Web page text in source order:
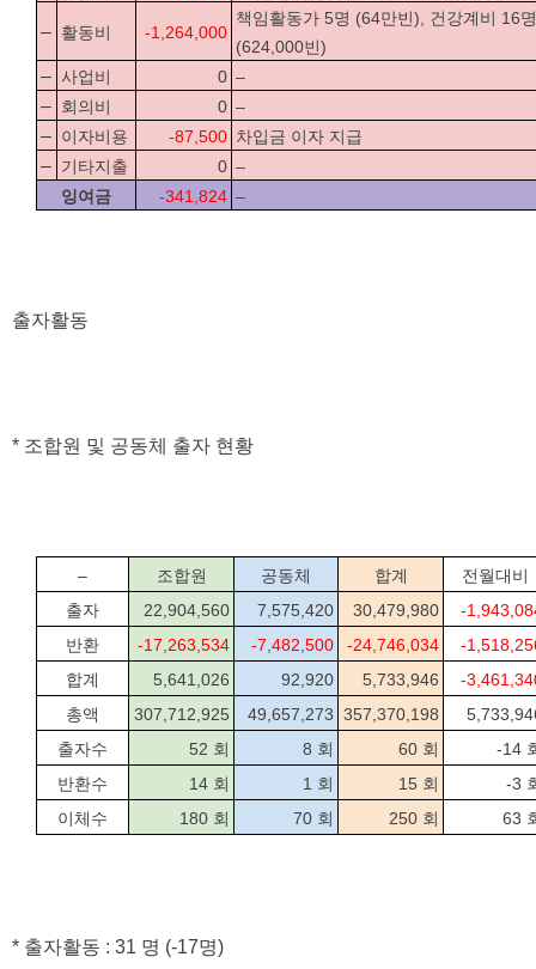
– 활동비 -1,264,000
책임활동가 5명 (64만빈), 건강계비 16명
(624,000빈)
– 사업비 0 –
– 회의비 0 –
– 이자비용 -87,500 차입금 이자 지급
– 기타지출 0 –
잉여금
-341,824 –
출자활동
* 조합원 및 공동체 출자 현황
– 조합원 공동체 합계
전월대비
출자
22,904,560 7,575,420 30,479,980
-
반환
-17,263,534 -7,482,500 -24,746,034
-
합계
5,641,026 92,920 5,733,946
-
총액
307,712,925 49,657,273 357,370,198
출자수
52 회 8 회 60 회
-14
반환수
14 회 1 회 15 회
-3
이체수
180 회 70 회 250 회 63
* 출자활동 : 31 명 (-17명)